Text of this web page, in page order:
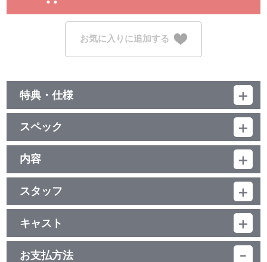
お気に入りに追加する
特典・仕様
映像特典
■ノンテロップＯＰ
「オラはにんきもの」歌：のはらしんのすけ
■ノンテロップＥＤ
「ＤＯ-して」歌：桜っ子クラブさくら組
スペック
品番：BCBA-4145
ジャンル：TVアニメ
（本編映像73分+特典映像3分）／ﾄﾞﾙﾋﾞｰﾃﾞｼﾞﾀﾙ（ﾓﾉﾗﾙ）／片面2層
／ｽﾀﾝﾀﾞｰﾄﾞ／カラー／確76分／11巻
内容
制作年度：1992-1993年
【10話収録】
第1話「家族写真をとるゾ」／第2話「ぬい物をするゾ」
第3話「お注射はキライだゾ」／第4話「お客様をもてなすゾ」
第5話「ほめ殺しはつらいゾ」／第6話「父ちゃんは猫ギライだゾ」
第7話「今日も本屋さんで遊ぶゾ」／第8話「ラーメンを食べるゾ」
第9話「スケートの天才だゾ」／第10話「新婚さんのケンカだゾ」
スタッフ
原作：臼井儀人／監督：本郷みつる／制作：テレビ朝日・ＡＤＫ・
シンエイ動画 他
キャスト
しんのすけ：矢島晶子／みさえ：ならはしみき／ひろし：藤原啓
治 他
お支払方法